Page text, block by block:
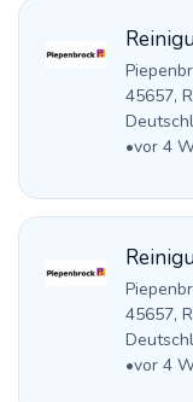
45657,
•vor 4
45657,
•vor 4